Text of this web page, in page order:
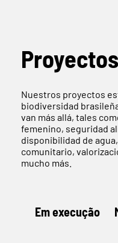
Nuestros proyectos
biodiversidad
van más allá, tales
femenino, seguridad
disponibilidad de
comunitario,
mucho más.
Em execução